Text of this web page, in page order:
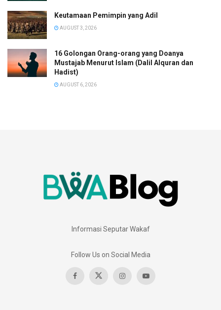
Keutamaan Pemimpin yang Adil
AUGUST 3, 2026
16 Golongan Orang-orang yang Doanya
Mustajab Menurut Islam (Dalil Alquran dan
Hadist)
AUGUST 6, 2026
Informasi Seputar Wakaf
Follow Us on Social Media